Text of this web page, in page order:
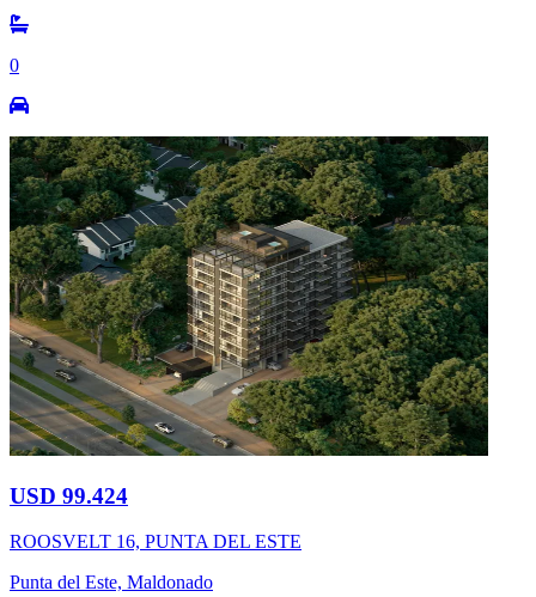
0
USD 99.424
ROOSVELT 16, PUNTA DEL ESTE
Punta del Este, Maldonado